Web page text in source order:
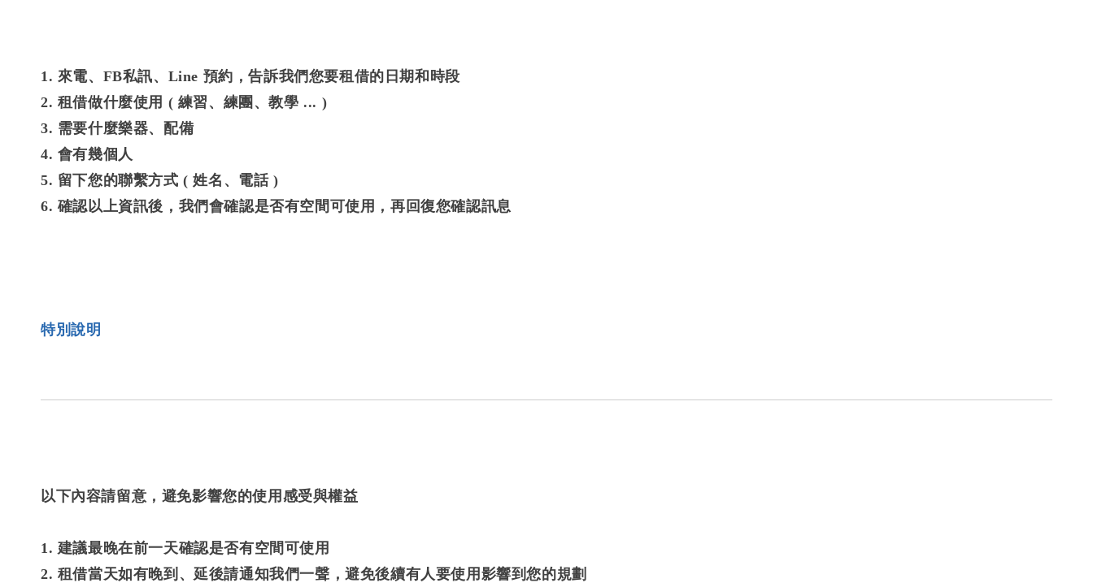
1. 來電、FB私訊、Line 預約，告訴我們您要租借的日期和時段
2. 租借做什麼使用 ( 練習、練團、教學 ... )
3. 需要什麼樂器、配備
4. 會有幾個人
5. 留下您的聯繫方式 ( 姓名、電話 )
6. 確認以上資訊後，我們會確認是否有空間可使用，再回復您確認訊息
特別說明
以下內容請留意，避免影響您的使用感受與權益
1. 建議最晚在前一天確認是否有空間可使用
2. 租借當天如有晚到、延後請通知我們一聲，避免後續有人要使用影響到您的規劃